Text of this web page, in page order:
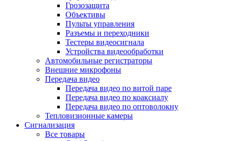
Грозозащита
Объективы
Пульты управления
Разъемы и переходники
Тестеры видеосигнала
Устройства видеообработки
Автомобильные регистраторы
Внешние микрофоны
Передача видео
Передача видео по витой паре
Передача видео по коаксиалу
Передача видео по оптоволокну
Тепловизионные камеры
Сигнализация
Все товары